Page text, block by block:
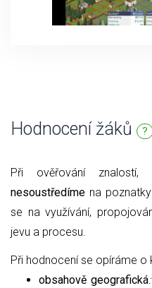
Hodnocení žáků ?
Při ověřování
nesoustředíme na
se na využívání,
jevu a procesu.
Při hodnocení se opíráme o
obsahově geografická